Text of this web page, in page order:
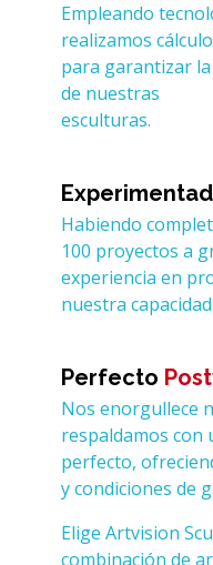
Empleando
realizamos
para garantizar
de nuestras
esculturas.
Habiendo
100 proyectos a
experiencia en
nuestra
Perfecto
Nos enorgullece
respaldamos con
perfecto,
y condiciones de
Elige Artvision
combinación de